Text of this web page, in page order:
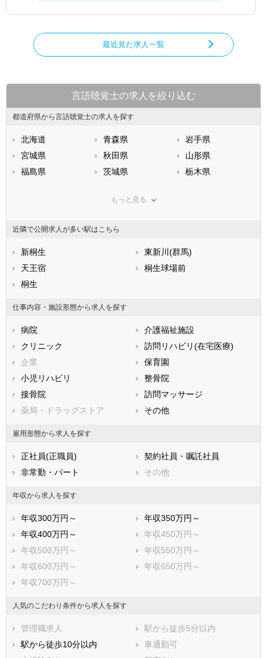
最近見た求人一覧
言語聴覚士の求人を絞り込む
都道府県から言語聴覚士の求人を探す
北海道 青森県
岩手県
宮城県
秋田県
山形県
福島県
茨城県
栃木県
神奈川県
石川県
福井県
静岡県
三重県
滋賀県
大阪府
兵庫県
香川県
高知県
福岡県
長崎県
熊本県
鹿児島県
もっと見る
近隣で公開求人が多い駅はこちら
新桐生
東新川(群馬)
天王宿
桐生球場前
桐生
仕事内容・施設形態から求人を探す
病院
介護福祉施設
クリニック
訪問リハビリ(在宅医療)
企業
保育園
小児リハビリ
整骨院
接骨院
訪問マッサージ
薬局・ドラッグストア
その他
雇用形態から求人を探す
正社員(正職員)
契約社員・嘱託社員
非常勤・パート
その他
年収から求人を探す
年収300万円～
年収350万円～
年収400万円～
年収450万円～
年収500万円～
年収550万円～
年収600万円～
年収650万円～
年収700万円～
人気のこだわり条件から求人を探す
管理職求人
駅から徒歩5分以内
駅から徒歩10分以内
車通勤可